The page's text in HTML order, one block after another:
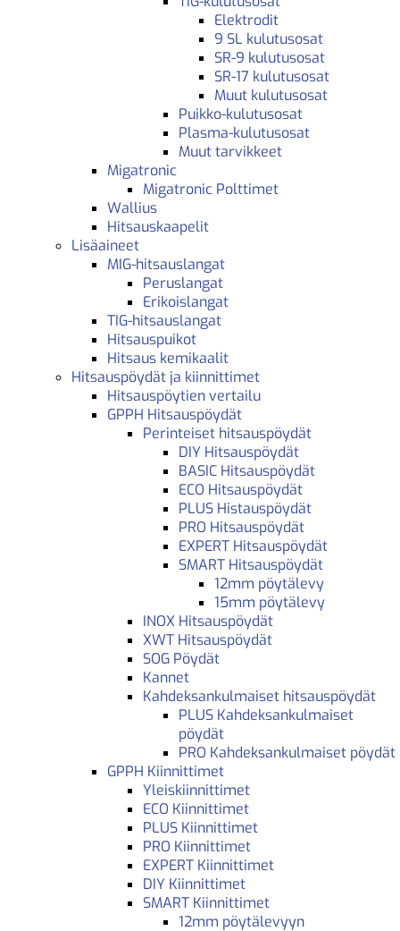
Elektrodit
9 SL kulutusosat
SR-9 kulutusosat
SR-17 kulutusosat
Muut kulutusosat
Puikko-kulutusosat
Plasma-kulutusosat
Muut tarvikkeet
Migatronic
Migatronic Polttimet
Wallius
Hitsauskaapelit
Lisäaineet
MIG-hitsauslangat
Peruslangat
Erikoislangat
TIG-hitsauslangat
Hitsauspuikot
Hitsaus kemikaalit
Hitsauspöydät ja kiinnittimet
Hitsauspöytien vertailu
GPPH Hitsauspöydät
Perinteiset hitsauspöydät
DIY Hitsauspöydät
BASIC Hitsauspöydät
ECO Hitsauspöydät
PLUS Histauspöydät
PRO Hitsauspöydät
EXPERT Hitsauspöydät
SMART Hitsauspöydät
12mm pöytälevy
15mm pöytälevy
INOX Hitsauspöydät
XWT Hitsauspöydät
SOG Pöydät
Kannet
Kahdeksankulmaiset hitsauspöydät
PLUS Kahdeksankulmaiset
pöydät
PRO Kahdeksankulmaiset pöydät
GPPH Kiinnittimet
Yleiskiinnittimet
ECO Kiinnittimet
PLUS Kiinnittimet
PRO Kiinnittimet
EXPERT Kiinnittimet
DIY Kiinnittimet
SMART Kiinnittimet
12mm pöytälevyyn